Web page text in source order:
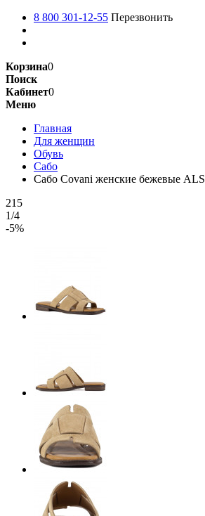
8 800 301-12-55 Перезвонить
Корзина0
Поиск
Кабинет0
Меню
Главная
Для женщин
Обувь
Сабо
Сабо Covani женские бежевые
215
1/4
-5%